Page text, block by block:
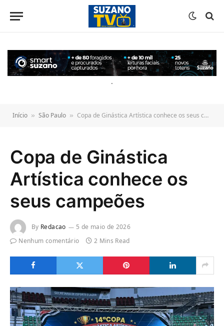
conteúdo
.
Início » São Paulo » Copa de Ginástica Artística conhece os seus campeões
Copa de Ginástica
Artística conhece os
seus campeões
By Redacao
5 de maio de 2026
Nenhum comentário
2 Mins Read